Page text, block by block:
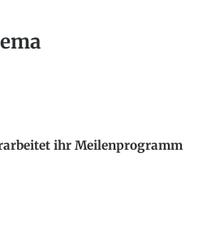
ihr Meilenprogramm